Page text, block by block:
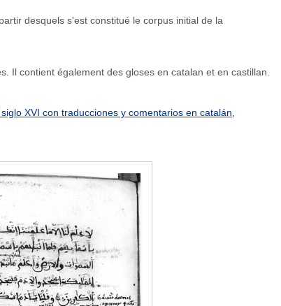
desquels s'est constitué le corpus initial de la
Il contient également des gloses en catalan et en castillan.
XVI con traducciones y comentarios en catalán,